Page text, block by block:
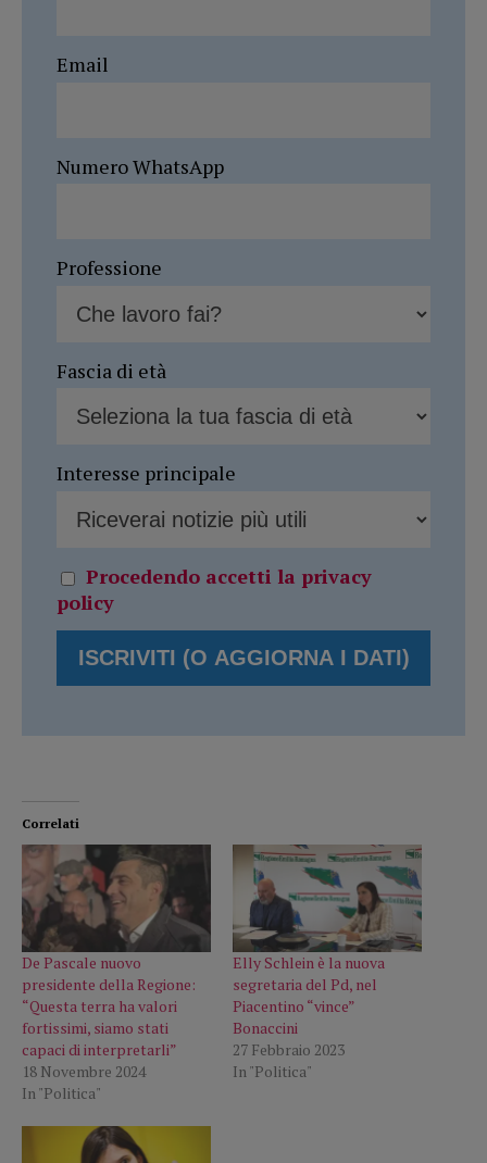
Email
Numero WhatsApp
Professione
Fascia di età
Interesse principale
Procedendo accetti la privacy
policy
Correlati
De Pascale nuovo
presidente della Regione:
“Questa terra ha valori
fortissimi, siamo stati
capaci di interpretarli”
18 Novembre 2024
In "Politica"
Elly Schlein è la nuova
segretaria del Pd, nel
Piacentino “vince”
Bonaccini
27 Febbraio 2023
In "Politica"